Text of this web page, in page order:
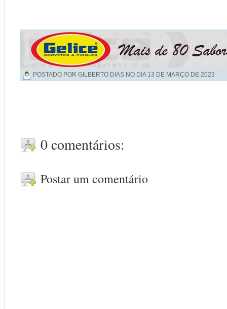
POSTADO POR GILBERTO DIAS NO DIA 13 DE MARÇO DE 2023
0 comentários:
Postar um comentário